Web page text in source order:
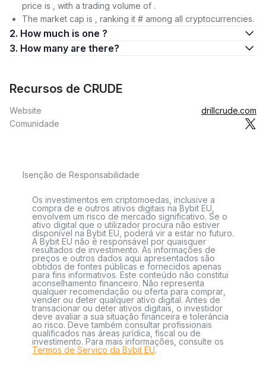
price is , with a trading volume of .
The market cap is , ranking it # among all cryptocurrencies.
2. How much is one ?
3. How many are there?
Recursos de CRUDE
Website
drillcrude.com
Comunidade
Isenção de Responsabilidade
Os investimentos em criptomoedas, inclusive a
compra de e outros ativos digitais na Bybit EU,
envolvem um risco de mercado significativo. Se o
ativo digital que o utilizador procura não estiver
disponível na Bybit EU, poderá vir a estar no futuro.
A Bybit EU não é responsável por quaisquer
resultados de investimento. As informações de
preços e outros dados aqui apresentados são
obtidos de fontes públicas e fornecidos apenas
para fins informativos. Este conteúdo não constitui
aconselhamento financeiro. Não representa
qualquer recomendação ou oferta para comprar,
vender ou deter qualquer ativo digital. Antes de
transacionar ou deter ativos digitais, o investidor
deve avaliar a sua situação financeira e tolerância
ao risco. Deve também consultar profissionais
qualificados nas áreas jurídica, fiscal ou de
investimento. Para mais informações, consulte os
Termos de Serviço da Bybit EU.